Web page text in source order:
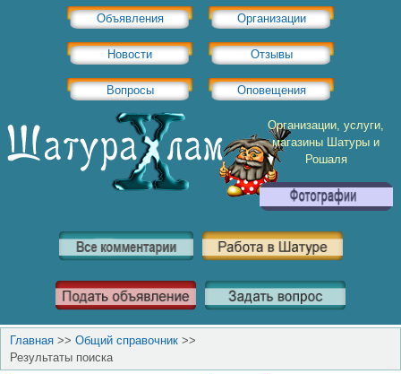
Объявления Организации
Новости Отзывы
Вопросы Оповещения
Организации, услуги,
магазины Шатуры и
Рошаля
Главная >> Общий справочник >>
Результаты поиска